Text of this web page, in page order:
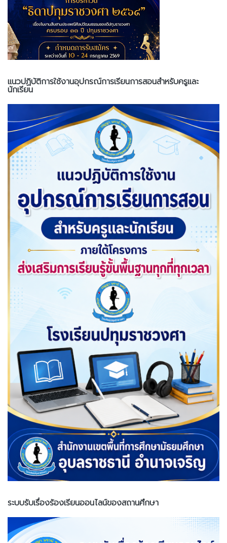
แนวปฏิบัติการใช้งานอุปกรณ์การเรียนการสอนสำหรับครูและ
นักเรียน
ระบบรับเรื่องร้องเรียนออนไลน์ของสถานศึกษา